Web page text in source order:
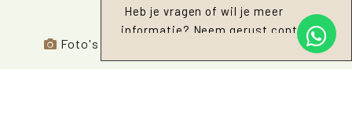
00351937575994 Anne
Foto's met dank aan
Francisco Gonçalves
Heb je vragen of wil je meer
informatie? Neem gerustcontact